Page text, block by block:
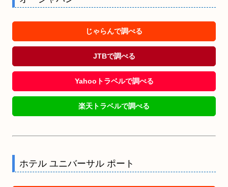
じゃらんで調べる
JTBで調べる
Yahooトラベルで調べる
楽天トラベルで調べる
ホテル ユニバーサル ポート